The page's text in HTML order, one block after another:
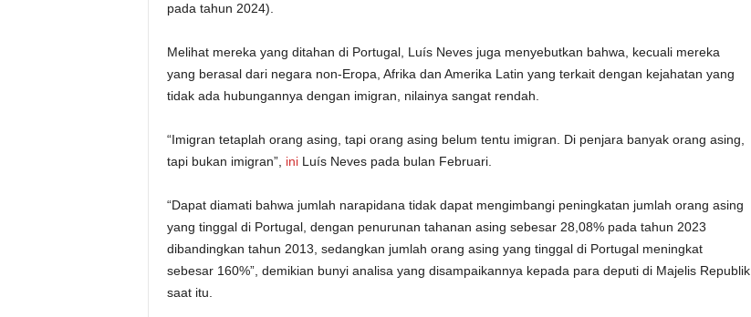
pada tahun 2024).
Melihat mereka yang ditahan di Portugal, Luís Neves juga menyebutkan bahwa, kecuali mereka
yang berasal dari negara non-Eropa, Afrika dan Amerika Latin yang terkait dengan kejahatan yang
tidak ada hubungannya dengan imigran, nilainya sangat rendah.
“Imigran tetaplah orang asing, tapi orang asing belum tentu imigran. Di penjara banyak orang asing,
tapi bukan imigran”, iniLuís Neves pada bulan Februari.
“Dapat diamati bahwa jumlah narapidana tidak dapat mengimbangi peningkatan jumlah orang asing
yang tinggal di Portugal, dengan penurunan tahanan asing sebesar 28,08% pada tahun 2023
dibandingkan tahun 2013, sedangkan jumlah orang asing yang tinggal di Portugal meningkat
sebesar 160%”, demikian bunyi analisa yang disampaikannya kepada para deputi di Majelis Republik
saat itu.